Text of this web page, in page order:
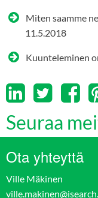
Miten saamme
11.5.2018
Kuunteleminen
Seuraa
Ota yhteyttä
Ville Mäkinen